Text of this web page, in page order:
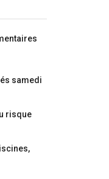
samedi
risque